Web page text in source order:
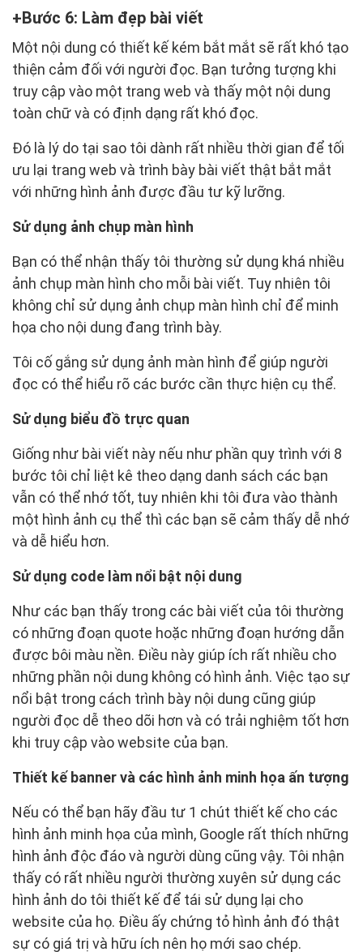
Bước 6: Làm đẹp bài viết
Một nội dung có thiết kế kém bắt mắt sẽ rất khó tạo
thiện cảm đối với người đọc. Bạn tưởng tượng khi
truy cập vào một trang web và thấy một nội dung
toàn chữ và có định dạng rất khó đọc.
Đó là lý do tại sao tôi dành rất nhiều thời gian để tối
ưu lại trang web và trình bày bài viết thật bắt mắt
với những hình ảnh được đầu tư kỹ lưỡng.
Sử dụng ảnh chụp màn hình
Bạn có thể nhận thấy tôi thường sử dụng khá nhiều
ảnh chụp màn hình cho mỗi bài viết. Tuy nhiên tôi
không chỉ sử dụng ảnh chụp màn hình chỉ để minh
họa cho nội dung đang trình bày.
Tôi cố gắng sử dụng ảnh màn hình để giúp người
đọc có thể hiểu rõ các bước cần thực hiện cụ thể.
Sử dụng biểu đồ trực quan
Giống như bài viết này nếu như phần quy trình với 8
bước tôi chỉ liệt kê theo dạng danh sách các bạn
vẫn có thể nhớ tốt, tuy nhiên khi tôi đưa vào thành
một hình ảnh cụ thể thì các bạn sẽ cảm thấy dễ nhớ
và dễ hiểu hơn.
Sử dụng code làm nổi bật nội dung
Như các bạn thấy trong các bài viết của tôi thường
có những đoạn quote hoặc những đoạn hướng dẫn
được bôi màu nền. Điều này giúp ích rất nhiều cho
những phần nội dung không có hình ảnh. Việc tạo sự
nổi bật trong cách trình bày nội dung cũng giúp
người đọc dễ theo dõi hơn và có trải nghiệm tốt hơn
khi truy cập vào website của bạn.
Thiết kế banner và các hình ảnh minh họa ấn tượng
Nếu có thể bạn hãy đầu tư 1 chút thiết kế cho các
hình ảnh minh họa của mình, Google rất thích những
hình ảnh độc đáo và người dùng cũng vậy. Tôi nhận
thấy có rất nhiều người thường xuyên sử dụng các
hình ảnh do tôi thiết kế để tái sử dụng lại cho
website của họ. Điều ấy chứng tỏ hình ảnh đó thật
sự có giá trị và hữu ích nên họ mới sao chép.